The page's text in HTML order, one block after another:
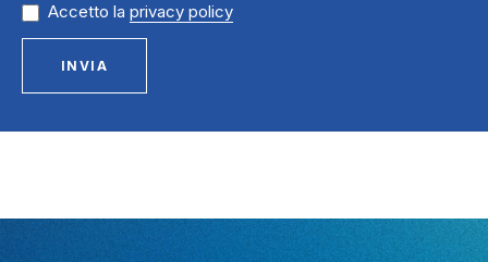
Accetto la privacy policy
INVIA